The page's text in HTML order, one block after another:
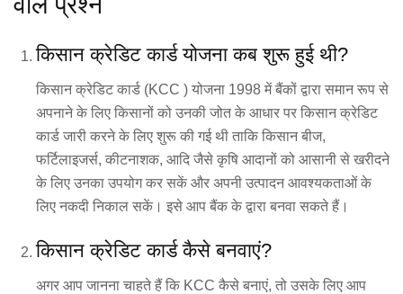
किसान क्रेडिट कार्ड योजना कब शुरू हुई थी?
किसान क्रेडिट कार्ड (KCC ) योजना 1998 में बैंकों द्वारा समान रूप से
अपनाने के लिए किसानों को उनकी जोत के आधार पर किसान क्रेडिट
कार्ड जारी करने के लिए शुरू की गई थी ताकि किसान बीज,
फर्टिलाइजर्स, कीटनाशक, आदि जैसे कृषि आदानों को आसानी से खरीदने
के लिए उनका उपयोग कर सकें और अपनी उत्पादन आवश्यकताओं के
लिए नकदी निकाल सकें। इसे आप बैंक के द्वारा बनवा सकते हैं।
किसान क्रेडिट कार्ड कैसे बनवाएं?
अगर आप जानना चाहते हैं कि KCC कैसे बनाएं, तो उसके लिए आप